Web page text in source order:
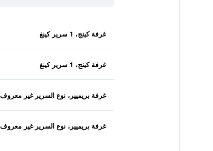
غرفة كينج، 1 سرير كينغ
غرفة كينج، 1 سرير كينغ
غرفة بريميير، نوع السرير غير معروف
غرفة بريميير، نوع السرير غير معروف